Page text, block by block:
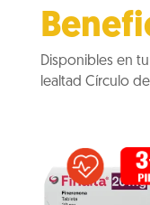
Disponibles en
lealtad Círculo